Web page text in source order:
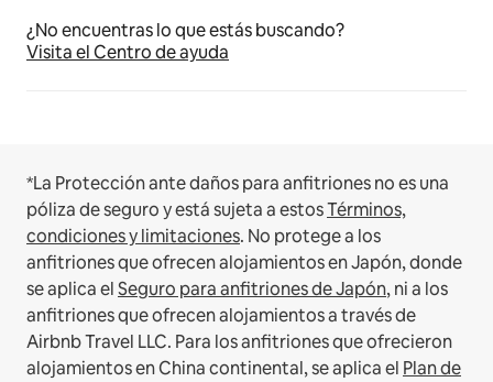
¿No encuentras lo que estás buscando?
Visita el Centro de ayuda
*La Protección ante daños para anfitriones no es una
póliza de seguro y está sujeta a estosTérminos,
condiciones y limitaciones. No protege a los
anfitriones que ofrecen alojamientos en Japón, donde
se aplica elSeguro para anfitriones de Japón, ni a los
anfitriones que ofrecen alojamientos a través de
Airbnb Travel LLC. Para los anfitriones que ofrecieron
alojamientos en China continental, se aplica el Plan de